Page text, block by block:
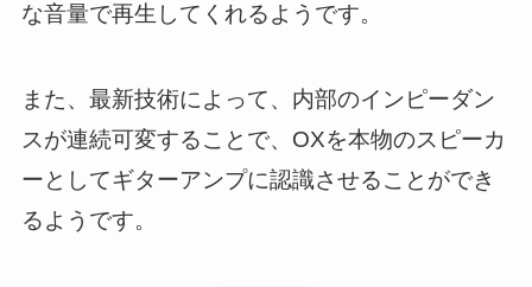
な音量で再生してくれるようです。
また、最新技術によって、内部のインピーダン
スが連続可変することで、OXを本物のスピーカ
ーとしてギターアンプに認識させることができ
るようです。